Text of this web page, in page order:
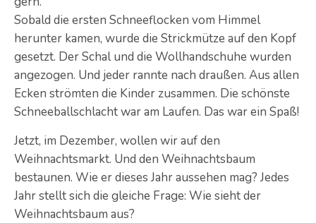
Sobald die ersten Schneeflocken vom Himmel
herunter kamen, wurde die Strickmütze auf den Kopf
gesetzt. Der Schal und die Wollhandschuhe wurden
angezogen. Und jeder rannte nach draußen. Aus allen
Ecken strömten die Kinder zusammen. Die schönste
Schneeballschlacht war am Laufen. Das war ein Spaß!
Jetzt, im Dezember, wollen wir auf den
Weihnachtsmarkt. Und den Weihnachtsbaum
bestaunen. Wie er dieses Jahr aussehen mag? Jedes
Jahr stellt sich die gleiche Frage: Wie sieht der
Weihnachtsbaum aus?